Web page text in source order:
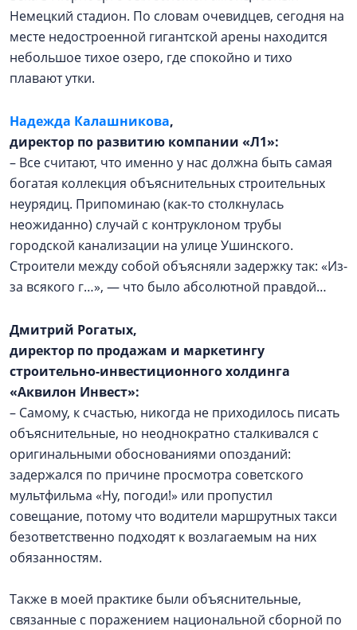
Немецкий стадион. По словам очевидцев, сегодня на
месте недостроенной гигантской арены находится
небольшое тихое озеро, где спокойно и тихо
плавают утки.
Надежда Калашникова,
директор по развитию компании «Л1»:
– Все считают, что именно у нас должна быть самая
богатая коллекция объяснительных строительных
неурядиц. Припоминаю (как-то столкнулась
неожиданно) случай с контруклоном трубы
городской канализации на улице Ушинского.
Строители между собой объясняли задержку так: «Из-
за всякого г…», — что было абсолютной правдой…
Дмитрий Рогатых,
директор по продажам и маркетингу
строительно-инвестиционного холдинга
«Аквилон Инвест»:
– Самому, к счастью, никогда не приходилось писать
объяснительные, но неоднократно сталкивался с
оригинальными обоснованиями опозданий:
задержался по причине просмотра советского
мультфильма «Ну, погоди!» или пропустил
совещание, потому что водители маршрутных такси
безответственно подходят к возлагаемым на них
обязанностям.
Также в моей практике были объяснительные,
связанные с поражением национальной сборной по